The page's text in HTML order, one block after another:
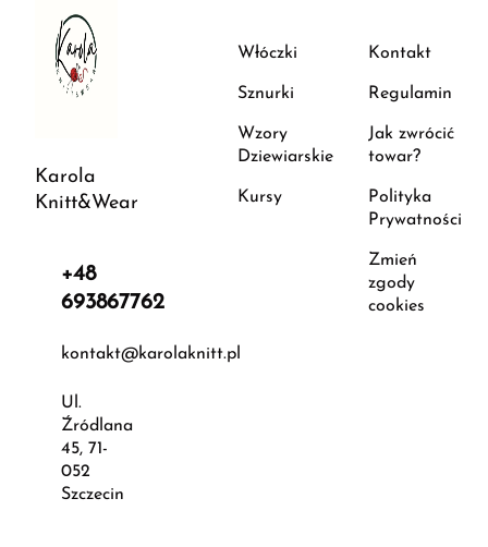
Karola
Knitt&Wear
+48
693867762
kontakt@karolaknitt.pl
Ul.
Źródlana
45, 71-
052
Szczecin
Włóczki
Sznurki
Wzory
Dziewiarskie
Kursy
Kontakt
Regulamin
Jak zwrócić
towar?
Polityka
Prywatności
Zmień
zgody
cookies